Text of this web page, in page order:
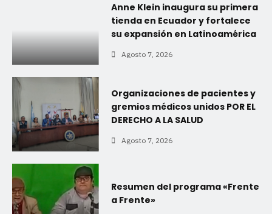
Anne Klein inaugura su primera
tienda en Ecuador y fortalece
su expansión en Latinoamérica
Agosto 7, 2026
Organizaciones de pacientes y
gremios médicos unidos POR EL
DERECHO A LA SALUD
Agosto 7, 2026
Resumen del programa «Frente
a Frente»